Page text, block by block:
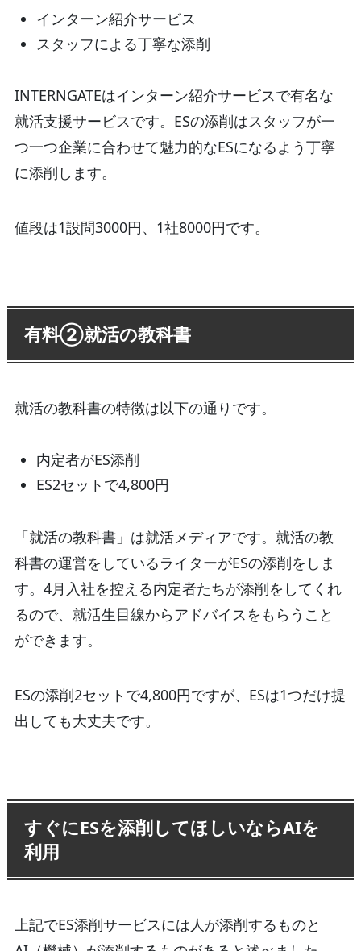
インターン紹介サービス
スタッフによる丁寧な添削
INTERNGATEはインターン紹介サービスで有名な
就活支援サービスです。ESの添削はスタッフが一
つ一つ企業に合わせて魅力的なESになるよう丁寧
に添削します。
値段は1設問3000円、1社8000円です。
有料②就活の教科書
就活の教科書の特徴は以下の通りです。
内定者がES添削
ES2セットで4,800円
「就活の教科書」は就活メディアです。就活の教
科書の運営をしているライターがESの添削をしま
す。4月入社を控える内定者たちが添削をしてくれ
るので、就活生目線からアドバイスをもらうこと
ができます。
ESの添削2セットで4,800円ですが、ESは1つだけ提
出しても大丈夫です。
すぐにESを添削してほしいならAIを
利用
上記でES添削サービスには人が添削するものと